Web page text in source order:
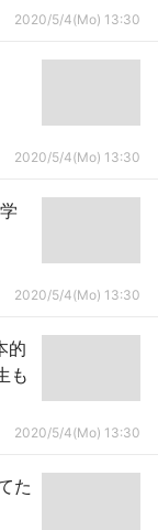
2020/5/4(Mo) 13:30
2020/5/4(Mo) 13:30
2020/5/4(Mo) 13:30
的
も
2020/5/4(Mo) 13:30
た